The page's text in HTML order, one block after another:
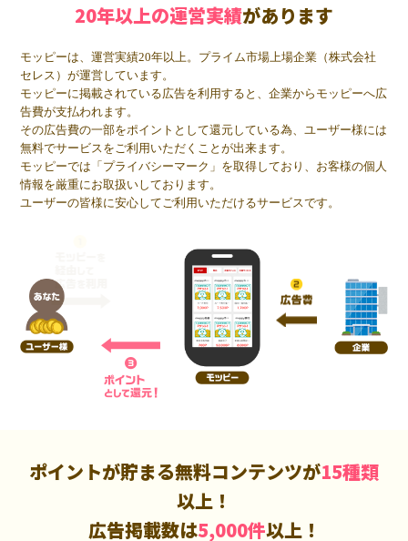
20年以上の運営実績があります
モッピーは、運営実績20年以上。プライム市場上場企業（株式会社
セレス）が運営しています。
モッピーに掲載されている広告を利用すると、企業からモッピーへ広
告費が支払われます。
その広告費の一部をポイントとして還元している為、ユーザー様には
無料でサービスをご利用いただくことが出来ます。
モッピーでは「プライバシーマーク」を取得しており、お客様の個人
情報を厳重にお取扱いしております。
ユーザーの皆様に安心してご利用いただけるサービスです。
ポイントが貯まる無料コンテンツが15種類
以上！
広告掲載数は5,000件以上！